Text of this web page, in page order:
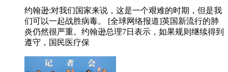
约翰逊:对我们国家来说，这是一个艰难的时期，但是我
们可以一起战胜病毒。 [全球网络报道]英国新流行的肺
炎仍然很严重。约翰逊总理7日表示，如果规则继续得到
遵守，国民医疗保